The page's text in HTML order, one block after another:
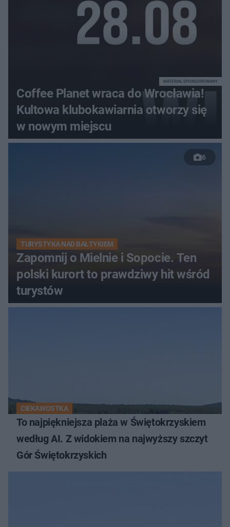
Coffee Planet wraca do Wrocławia!
Kultowa klubokawiarnia otworzy się
w nowym miejscu
MATERIAŁ SPONSOROWANY
6
TURYSTYKA NAD BAŁTYKIEM
Zapomnij o Mielnie i Sopocie. Ten
polski kurort to prawdziwy hit wśród
turystów
CIEKAWOSTKA
To najpiękniejsza plaża w Świętokrzyskiem
według AI. Z widokiem na najwyższy szczyt
Gór Świętokrzyskich